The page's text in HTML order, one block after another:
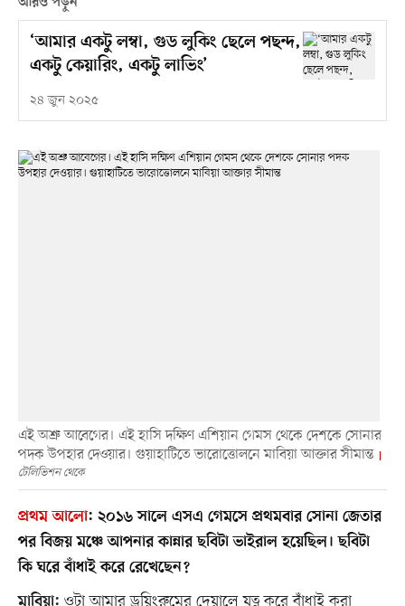
‘আমার একটু লম্বা, গুড লুকিং ছেলে পছন্দ,
একটু কেয়ারিং, একটু লাভিং’
২৪ জুন ২০২৫
এই অশ্রু আবেগের। এই হাসি দক্ষিণ এশিয়ান গেমস থেকে দেশকে সোনার
পদক উপহার দেওয়ার। গুয়াহাটিতে ভারোত্তোলনে মাবিয়া আক্তার সীমান্ত
টেলিভিশন থেকে
প্রথম আলো: ২০১৬ সালে এসএ গেমসে প্রথমবার সোনা জেতার
পর বিজয় মঞ্চে আপনার কান্নার ছবিটা ভাইরাল হয়েছিল। ছবিটা
কি ঘরে বাঁধাই করে রেখেছেন?
মাবিয়া: ওটা আমার ড্রয়িংরুমের দেয়ালে যত্ন করে বাঁধাই করা